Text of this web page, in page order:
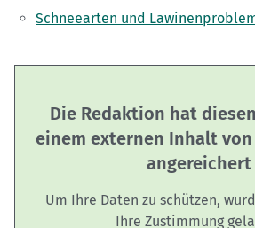
Schneearten und
Die Redaktion hat
einem externen Inhalt von
angereichert
Um Ihre Daten zu schützen,
Ihre Zustimmung